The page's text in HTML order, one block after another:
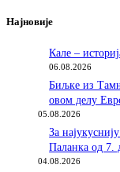
Најновије
Кале –
06.08.2026
Биљке из
овом делу
05.08.2026
За
Паланка од 7.
04.08.2026